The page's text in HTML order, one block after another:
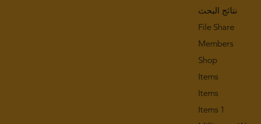
نتائج البحث
File Share
Members
Shop
Items
Items
Items 1